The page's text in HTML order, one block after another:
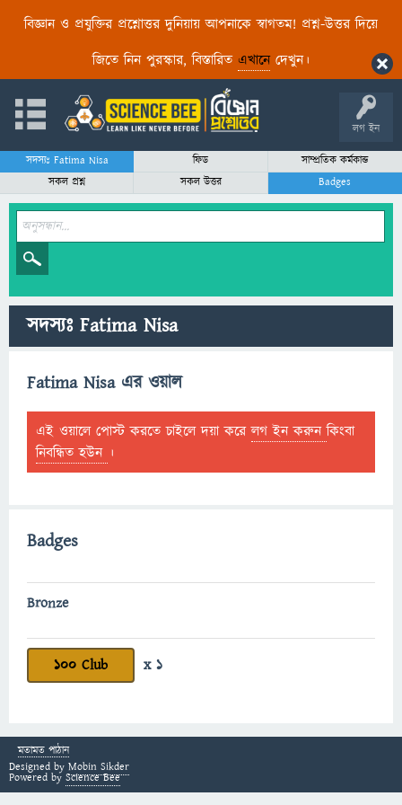
বিজ্ঞান ও প্রযুক্তির প্রশ্নোত্তর দুনিয়ায় আপনাকে স্বাগতম! প্রশ্ন-উত্তর দিয়ে
জিতে নিন পুরস্কার, বিস্তারিত এখানেদেখুন।
লগ ইন
সদস্যঃ Fatima Nisa ফিড
সাম্প্রতিক কর্মকান্ড
সকল প্রশ্ন
সকল উত্তর Badges
সদস্যঃ Fatima Nisa
Fatima Nisa এর ওয়াল
এই ওয়ালে পোস্ট করতে চাইলে দয়া করেলগ ইন করুনকিংবা
নিবন্ধিত হউন ।
Badges
Bronze
100 Club x 1
মতামত পাঠান
Designed by Mobin Sikder
Powered by Science Bee